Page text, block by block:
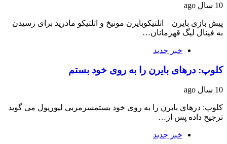
10 سال ago
پیش بازی بایرن – اتلتیکوبایرن مونیخ و اتلتیکو مادرید برای رسیدن
به فینال لیگ قهرمانان…
خبر جدید
کلوپ: درهای بایرن را به روی خود بستم
10 سال ago
کلوپ: درهای بایرن را به روی خود بستمسرمربی لیورپول می گوید
ترجیح داده پس از…
خبر جدید